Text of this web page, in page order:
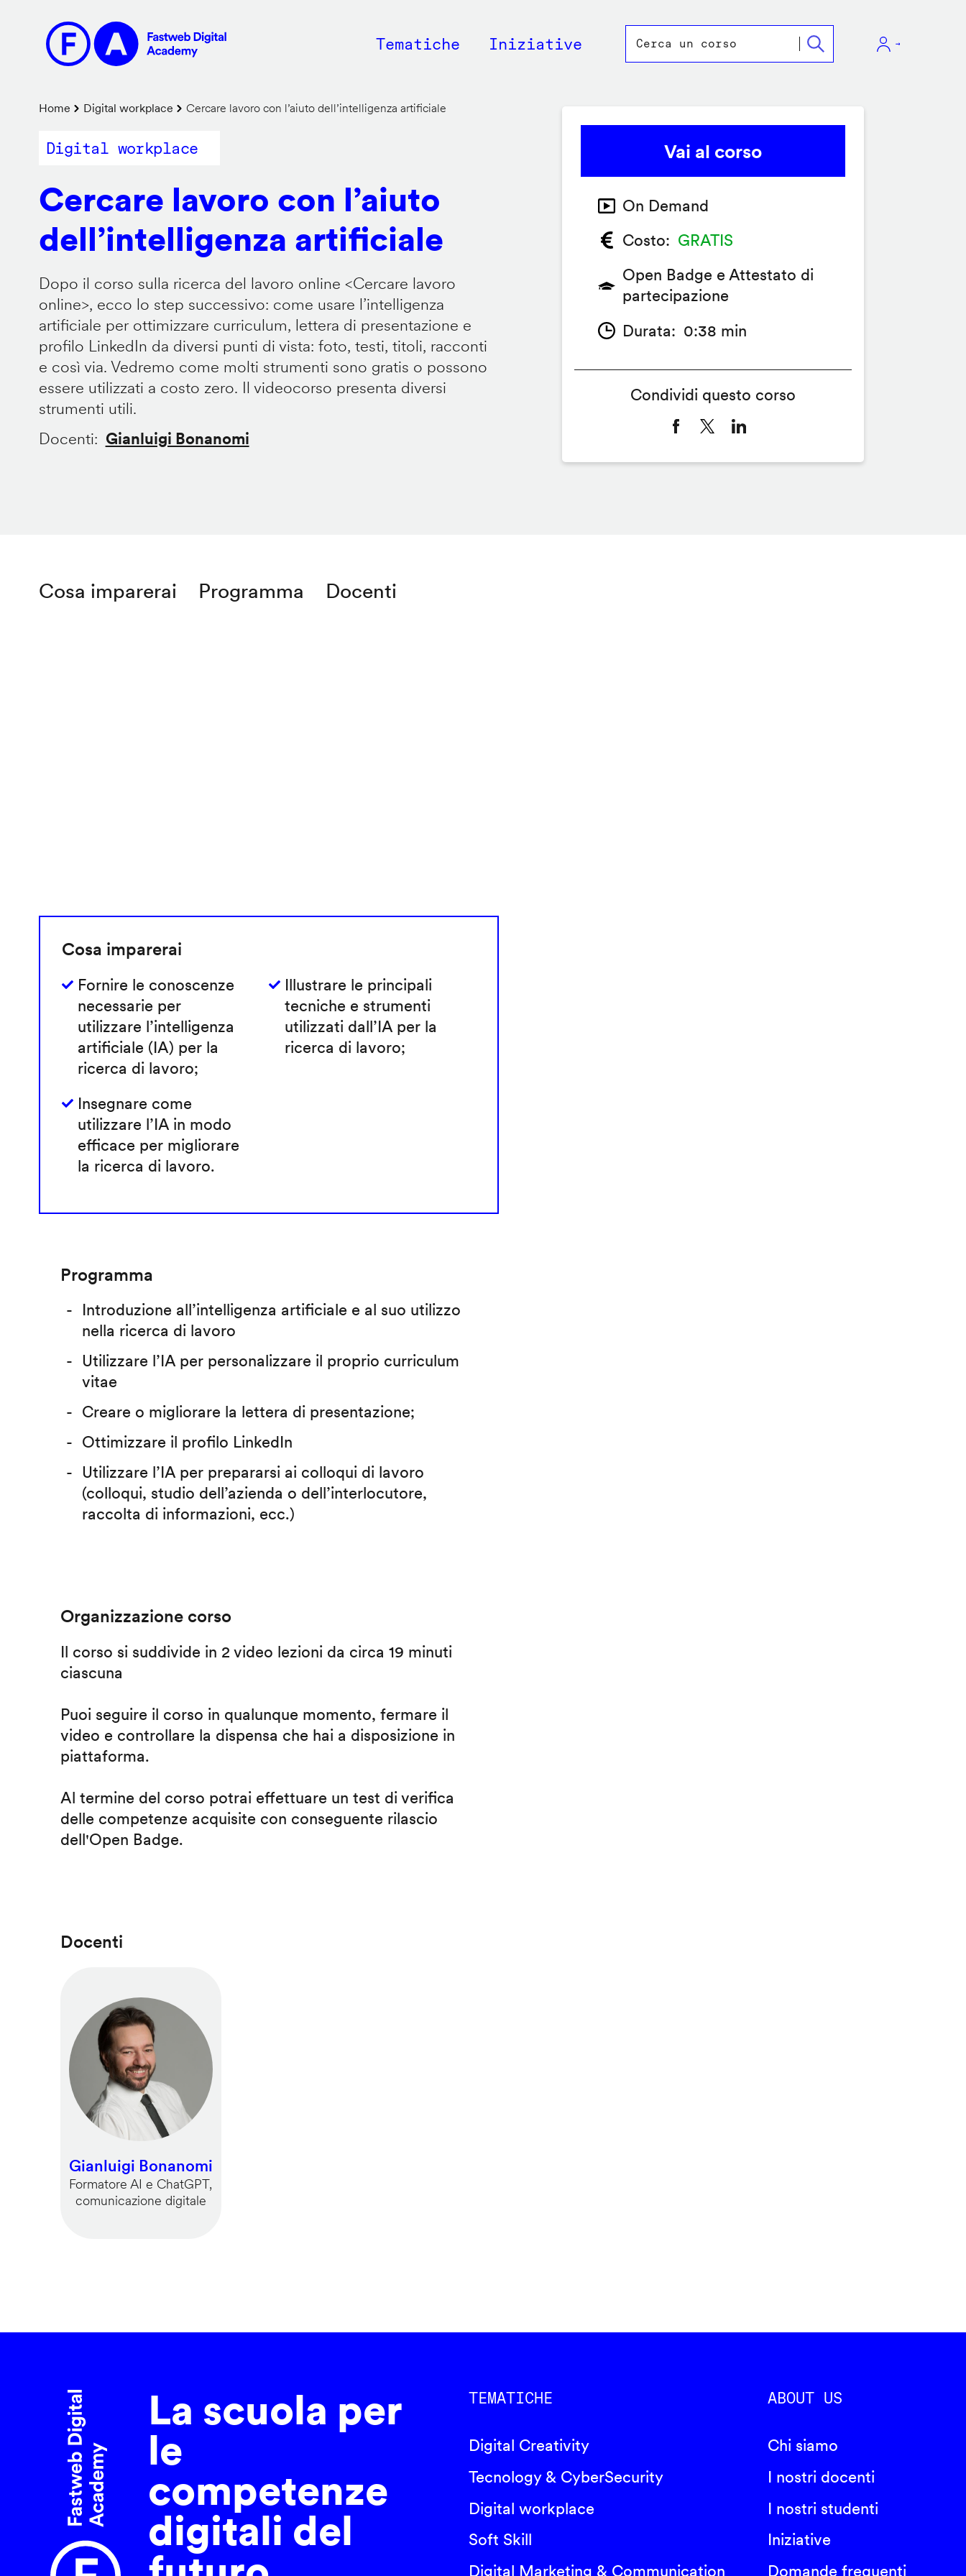
contenuto
principale
Main
Tematiche Iniziative
Briciole
di
Home Digital workplace Cercare lavoro con l’aiuto dell’intelligenza artificiale
Digital workplace
Cercare lavoro con l’aiuto
dell’intelligenza artificiale
Dopo il corso sulla ricerca del lavoro online <Cercare lavoro
online>, ecco lo step successivo: come usare l’intelligenza
artificiale per ottimizzare curriculum, lettera di presentazione e
profilo LinkedIn da diversi punti di vista: foto, testi, titoli, racconti
e così via. Vedremo come molti strumenti sono gratis o possono
essere utilizzati a costo zero. Il videocorso presenta diversi
strumenti utili.
Docenti
Gianluigi Bonanomi
Cosa imparerai Programma Docenti
Cosa imparerai
Fornire le conoscenze
necessarie per
utilizzare l’intelligenza
artificiale (IA) per la
ricerca di lavoro;
Illustrare le principali
tecniche e strumenti
utilizzati dall’IA per la
ricerca di lavoro;
Insegnare come
utilizzare l’IA in modo
efficace per migliorare
la ricerca di lavoro.
Programma
Introduzione all’intelligenza artificiale e al suo utilizzo
nella ricerca di lavoro
Utilizzare l’IA per personalizzare il proprio curriculum
vitae
Creare o migliorare la lettera di presentazione;
Ottimizzare il profilo LinkedIn
Utilizzare l’IA per prepararsi ai colloqui di lavoro
(colloqui, studio dell’azienda o dell’interlocutore,
raccolta di informazioni, ecc.)
Organizzazione corso
Il corso si suddivide in 2 video lezioni da circa 19 minuti
ciascuna
Puoi seguire il corso in qualunque momento, fermare il
video e controllare la dispensa che hai a disposizione in
piattaforma.
Al termine del corso potrai effettuare un test di verifica
delle competenze acquisite con conseguente rilascio
dell'Open Badge.
Docenti
Gianluigi Bonanomi
Formatore AI e ChatGPT,
comunicazione digitale
Vai al corso
On Demand
Costo
GRATIS
Open Badge e Attestato di
partecipazione
Durata
0:38 min
Condividi questo corso
La scuola per
le
competenze
digitali del
TEMATICHE
Digital Creativity
Tecnology & CyberSecurity
Digital workplace
Soft Skill
Digital Marketing & Communication
ABOUT US
Chi siamo
I nostri docenti
I nostri studenti
Iniziative
Domande frequenti